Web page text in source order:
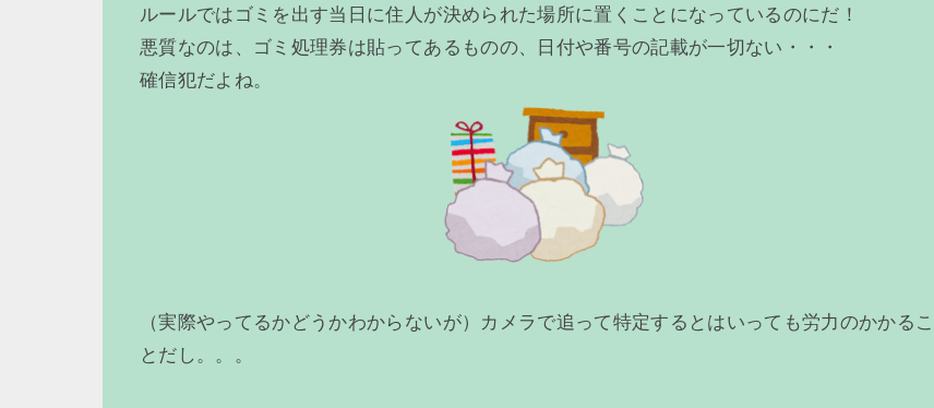
ルールではゴミを出す当日に住人が決められた場所に置くことになっているのにだ！
悪質なのは、ゴミ処理券は貼ってあるものの、日付や番号の記載が一切ない・・・
確信犯だよね。
（実際やってるかどうかわからないが）カメラで追って特定するとはいっても労力のかかるこ
とだし。。。